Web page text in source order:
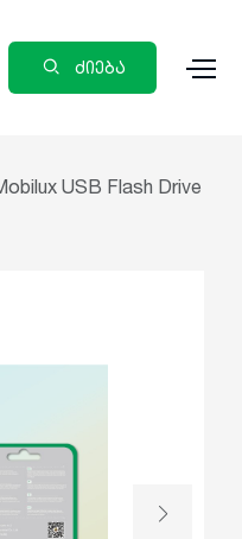
ძიება
USB Flash Drive